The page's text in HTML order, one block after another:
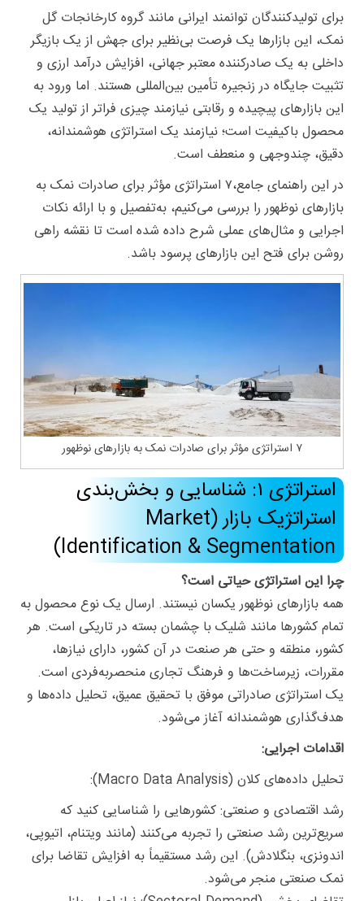
برای تولیدکنندگان توانمند ایرانی مانندگروه کارخانجات گل
نمک، این بازارها یک فرصت بی‌نظیر برای جهش از یک بازیگر
داخلی به یک صادرکننده معتبر جهانی، افزایش درآمد ارزی و
تثبیت جایگاه در زنجیره تأمین بین‌المللی هستند. اما ورود به
این بازارهای پیچیده و رقابتی نیازمند چیزی فراتر از تولید یک
محصول باکیفیت است؛ نیازمند یک استراتژی هوشمندانه،
دقیق، چندوجهی و منعطف است.
در این راهنمای جامع،۷ استراتژی مؤثر برای صادرات نمک به
بازارهای نوظهور را بررسی می‌کنیم، به‌تفصیل و با ارائه نکات
اجرایی و مثال‌های عملی شرح داده شده است تا نقشه راهی
روشن برای فتح این بازارهای پرسود باشد.
۷ استراتژی مؤثر برای صادرات نمک به بازارهای نوظهور
استراتژی ۱: شناسایی و بخش‌بندی
استراتژیک بازار (Market
Identification & Segmentation)
چرا این استراتژی حیاتی است؟
همه بازارهای نوظهور یکسان نیستند. ارسال یک نوع محصول به
تمام کشورها مانند شلیک با چشمان بسته در تاریکی است. هر
کشور، منطقه و حتی هر صنعت در آن کشور، دارای نیازها،
مقررات، زیرساخت‌ها و فرهنگ تجاری منحصربه‌فردی است.
یک استراتژی صادراتی موفق با تحقیق عمیق، تحلیل داده‌ها و
هدف‌گذاری هوشمندانه آغاز می‌شود.
اقدامات اجرایی:
تحلیل داده‌های کلان (Macro Data Analysis):
رشد اقتصادی و صنعتی: کشورهایی را شناسایی کنید که
سریع‌ترین رشد صنعتی را تجربه می‌کنند (مانند ویتنام، اتیوپی،
اندونزی، بنگلادش). این رشد مستقیماً به افزایش تقاضا برای
نمک صنعتی منجر می‌شود.